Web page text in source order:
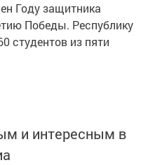
Году защитника
Победы. Республику
студентов из пяти
и интересным в